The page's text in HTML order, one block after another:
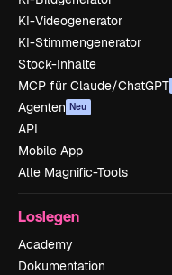
KI-Videogenerator
KI-Stimmengenerator
Stock-Inhalte
MCP für Claude/ChatGPT
Agenten Neu
API
Mobile App
Alle Magnific-Tools
Loslegen
Academy
Dokumentation